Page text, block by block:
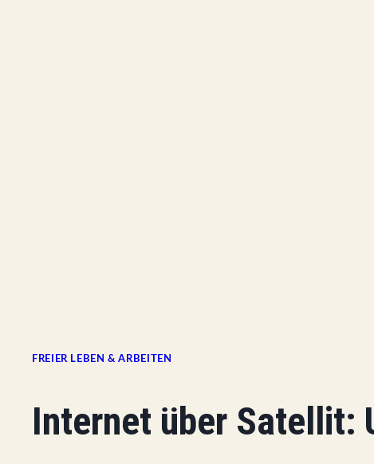
FREIER LEBEN & ARBEITEN
Internet über Satellit: